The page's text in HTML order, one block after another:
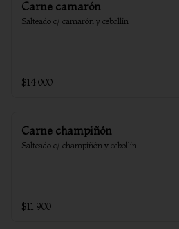
Carne camarón
Salteado c/ camarón y cebollín
$14.000
Carne champiñón
Salteado c/ champiñón y cebollín
$11.900